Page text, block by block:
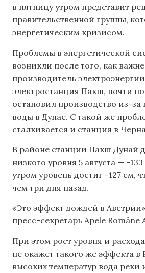
в пятницу утром представит
правительственной группы,
энергетическим кризисом.
Проблемы в энергетической
возникли после того, как
производитель
электростанция Пакш, почти
остановил производство из-за
воды в Дунае. С такой же
сталкивается и станция в
В районе станции Пакш Дунай
низкого уровня 5 августа — -
утром уровень достиг -127 см,
чем три дня назад.
«Это эффект дождей в
пресс-секретарь Apele
При этом рост уровня и
не окажет такого же эффекта
высоких температур вода реки